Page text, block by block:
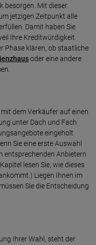
besorgen. Mit dieser
jetzigen Zeitpunkt alle
Damit haben Sie
Ihre Kreditwürdigkeit
Phase klären, ob staatliche
oder eine andere
dem Verkäufer auf einen
unter Dach und Fach
eingeholt
Sie eine erste Auswahl
entsprechenden Anbietern
lesen Sie, wie dieses
Liegen Ihnen im
Sie die Entscheidung
Ihrer Wahl, steht der